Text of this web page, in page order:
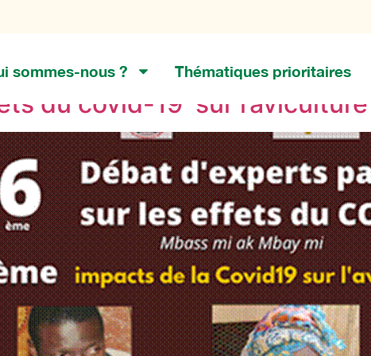
sommes-nous ? Thématiques prioritaires
du covid-19 sur